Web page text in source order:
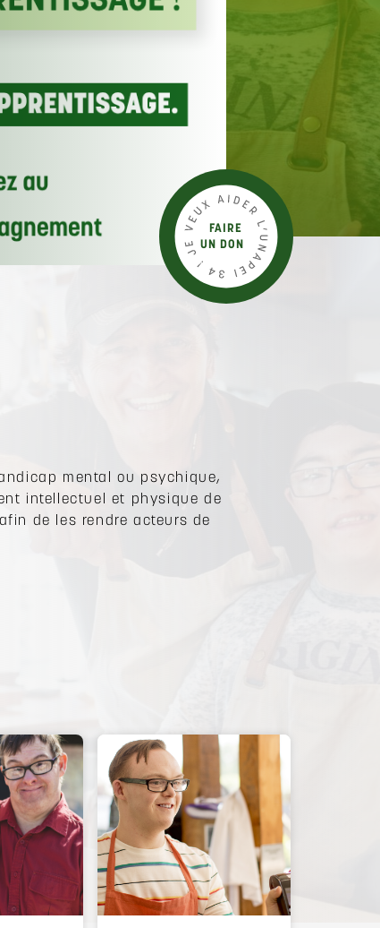
FAIRE
UN DON
mental ou psychique,
intellectuel et physique de
de les rendre acteurs de